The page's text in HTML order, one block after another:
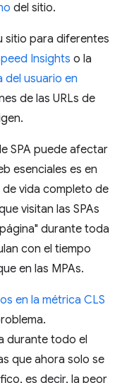
del sitio.
sitio para diferentes
Insights o la
del usuario en
de las URLs de
SPA puede afectar
esenciales es en
vida completo de
visitan las SPAs
durante toda
con el tiempo
en las MPAs.
en la métrica CLS
durante todo el
que ahora solo se
es decir, la peor